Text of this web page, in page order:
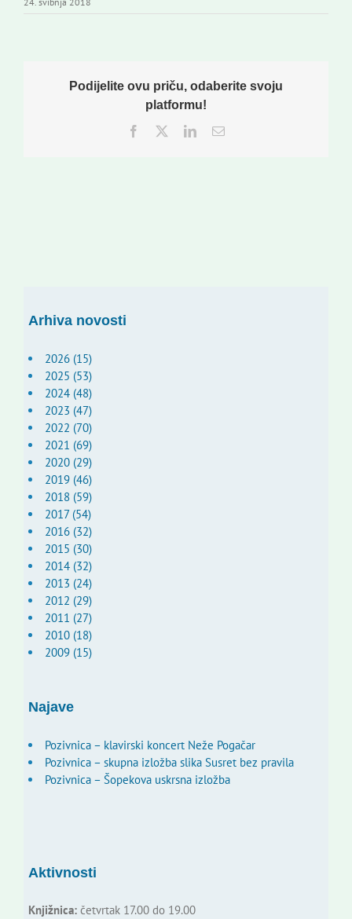
Podijelite ovu priču, odaberite svoju
platformu!
Facebook
TwitterLinkedInEmail:
Arhiva novosti
2026 (15)
2025 (53)
2024 (48)
2023 (47)
2022 (70)
2021 (69)
2020 (29)
2019 (46)
2018 (59)
2017 (54)
2016 (32)
2015 (30)
2014 (32)
2013 (24)
2012 (29)
2011 (27)
2010 (18)
2009 (15)
Najave
Pozivnica – klavirski koncert Neže Pogačar
Pozivnica – skupna izložba slika Susret bez pravila
Pozivnica – Šopekova uskrsna izložba
Aktivnosti
Knjižnica:četvrtak 17.00 do 19.00